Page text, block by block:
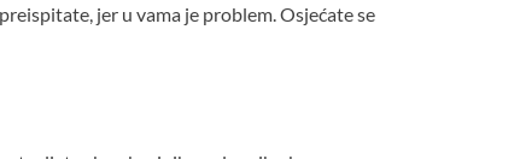
jer u vama je problem. Osjećate se